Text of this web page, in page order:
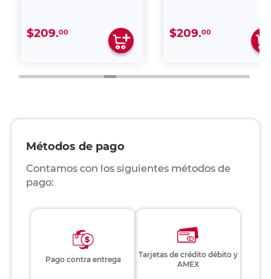
$209.00 $209.00
Métodos de pago
Contamos con los siguientes métodos de
pago:
Pago contra entrega
Tarjetas de crédito débito y
AMEX